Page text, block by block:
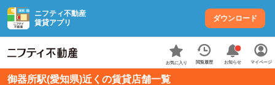
ニフティ不動産
賃貸アプリ
ダウンロード
お気に入り 閲覧履歴 お知らせ マイページ
御器所駅(愛知県)近くの賃貸店舗一覧